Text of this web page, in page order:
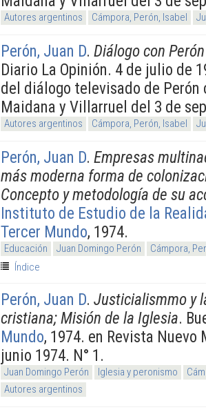
Autores argentinos Cámpora, Perón, Isabel
Perón, Juan D. Diálogo con Perón
Diario La Opinión. 4 de julio de
del diálogo televisado de Perón
Maidana y Villarruel del 3 de
Autores argentinos Cámpora, Perón, Isabel
Perón, Juan D. Empresas
más moderna forma de
Concepto y metodología de su
Instituto de Estudio de la
Tercer Mundo, 1974.
Educación Juan Domingo Perón
Cámpora,
Índice
Perón, Juan D. Justicialismmo y
cristiana; Misión de la Iglesia.
Mundo, 1974. en Revista Nuevo
junio 1974. N° 1.
Juan Domingo Perón Iglesia y peronismo
Autores argentinos